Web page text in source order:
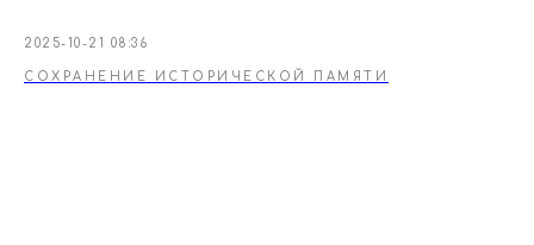
2025-10-21 08:36
СОХРАНЕНИЕ ИСТОРИЧЕСКОЙ ПАМЯТИ